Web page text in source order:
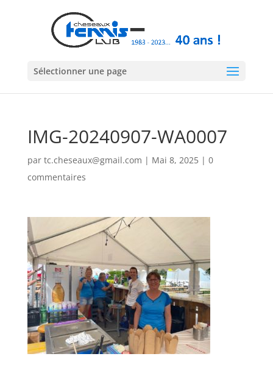
Sélectionner une page
IMG-20240907-WA0007
par tc.cheseaux@gmail.com | Mai 8, 2025| 0
commentaires